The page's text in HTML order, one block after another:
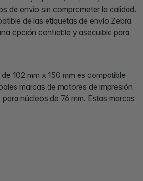
de envío sin comprometer la calidad.
de las etiquetas de envío Zebra
opción confiable y asequible para
102 mm x 150 mm es compatible
marcas de motores de impresión
núcleos de 76 mm. Estas marcas